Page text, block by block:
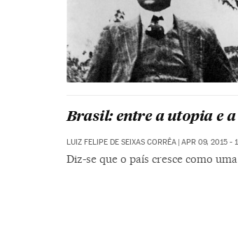
Brasil: entre a utopia e a
LUIZ FELIPE DE SEIXAS CORRÊA APR 09, 2015 -
Diz-se que o país cresce como